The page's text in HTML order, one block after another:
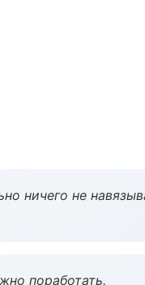
ничего не
поработать.